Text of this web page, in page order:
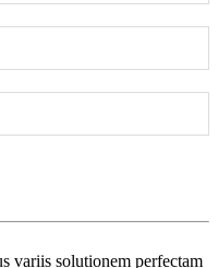
variis solutionem perfectam